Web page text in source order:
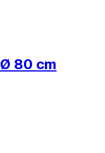
Ø 80 cm